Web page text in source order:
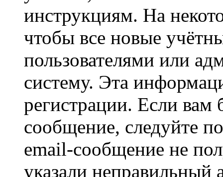
инструкциям. На
чтобы все новые
пользователями или
систему. Эта
регистрации. Если
сообщение, следуйте
email-сообщение не
указали неправильный